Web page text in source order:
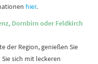
hier.
Dornbirn oder Feldkirch
der Region, genießen Sie
sich mit leckeren